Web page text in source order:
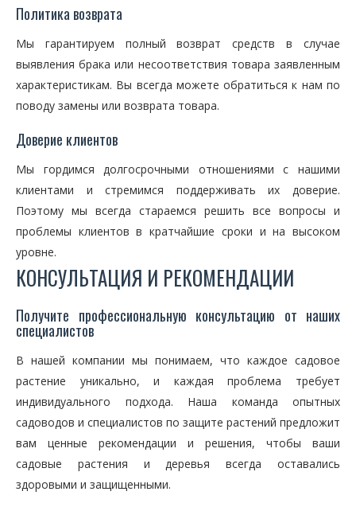
Политика возврата
Мы гарантируем полный возврат средств в случае
выявления брака или несоответствия товара заявленным
характеристикам. Вы всегда можете обратиться к нам по
поводу замены или возврата товара.
Доверие клиентов
Мы гордимся долгосрочными отношениями с нашими
клиентами и стремимся поддерживать их доверие.
Поэтому мы всегда стараемся решить все вопросы и
проблемы клиентов в кратчайшие сроки и на высоком
уровне.
КОНСУЛЬТАЦИЯ И РЕКОМЕНДАЦИИ
Получите профессиональную консультацию от наших
специалистов
В нашей компании мы понимаем, что каждое садовое
растение уникально, и каждая проблема требует
индивидуального подхода. Наша команда опытных
садоводов и специалистов по защите растений предложит
вам ценные рекомендации и решения, чтобы ваши
садовые растения и деревья всегда оставались
здоровыми и защищенными.